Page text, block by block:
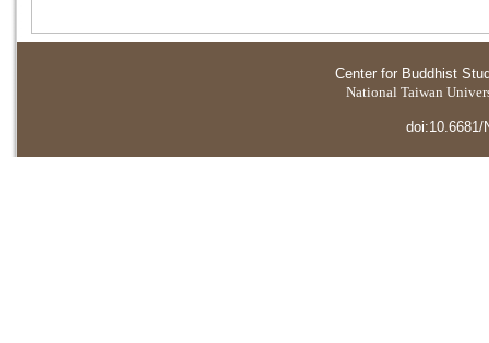
Center for Buddhist
National Taiwan
doi:10.6681/